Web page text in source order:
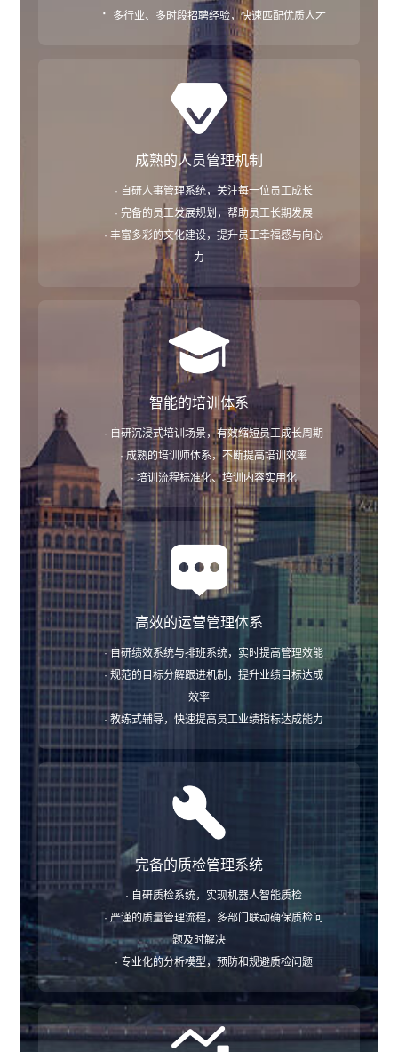
· 多行业、多时段招聘经验，快速匹配优质人才
成熟的人员管理机制
· 自研人事管理系统，关注每一位员工成长
· 完备的员工发展规划，帮助员工长期发展
· 丰富多彩的文化建设，提升员工幸福感与向心
力
智能的培训体系
· 自研沉浸式培训场景，有效缩短员工成长周期
· 成熟的培训师体系，不断提高培训效率
· 培训流程标准化、培训内容实用化
高效的运营管理体系
· 自研绩效系统与排班系统，实时提高管理效能
· 规范的目标分解跟进机制，提升业绩目标达成
效率
· 教练式辅导，快速提高员工业绩指标达成能力
完备的质检管理系统
· 自研质检系统，实现机器人智能质检
· 严谨的质量管理流程，多部门联动确保质检问
题及时解决
· 专业化的分析模型，预防和规避质检问题